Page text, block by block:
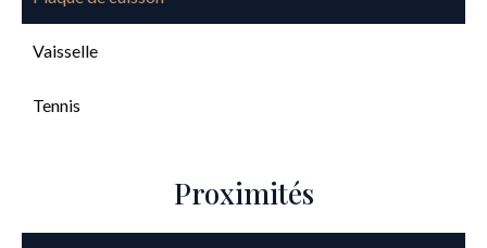
Vaisselle
Tennis
Proximités